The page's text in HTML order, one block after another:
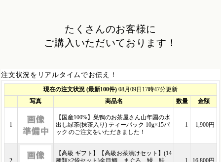
たくさんのお客様に
ご購入いただいております！
注文状況をリアルタイムでお伝え！